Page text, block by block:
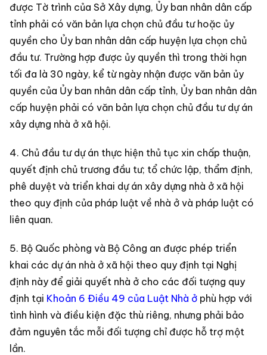
được Tờ trình của Sở Xây dựng, Ủy ban nhân dân cấp
tỉnh phải có văn bản lựa chọn chủ đầu tư hoặc ủy
quyền cho Ủy ban nhân dân cấp huyện lựa chọn chủ
đầu tư. Trường hợp được ủy quyền thì trong thời hạn
tối đa là 30 ngày, kể từ ngày nhận được văn bản ủy
quyền của Ủy ban nhân dân cấp tỉnh, Ủy ban nhân dân
cấp huyện phải có văn bản lựa chọn chủ đầu tư dự án
xây dựng nhà ở xã hội.
4. Chủ đầu tư dự án thực hiện thủ tục xin chấp thuận,
quyết định chủ trương đầu tư; tổ chức lập, thẩm định,
phê duyệt và triển khai dự án xây dựng nhà ở xã hội
theo quy định của pháp luật về nhà ở và pháp luật có
liên quan.
5. Bộ Quốc phòng và Bộ Công an được phép triển
khai các dự án nhà ở xã hội theo quy định tại Nghị
định này để giải quyết nhà ở cho các đối tượng quy
định tại Khoản 6 Điều 49 của Luật Nhà ở phù hợp với
tình hình và điều kiện đặc thù riêng, nhưng phải bảo
đảm nguyên tắc mỗi đối tượng chỉ được hỗ trợ một
lần.